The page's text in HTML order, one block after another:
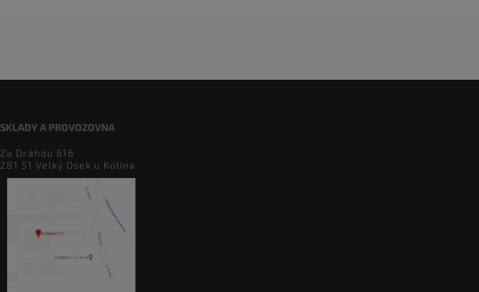
SKLADY A PROVOZOVNA
Za Dráhou 616
281 51 Velký Osek u Kolína